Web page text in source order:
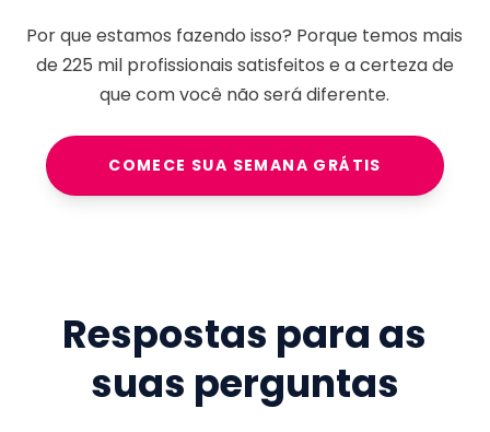
Por que estamos fazendo isso? Porque temos mais
de225 milprofissionais satisfeitos e a certeza de
que com você não será diferente.
COMECE SUA SEMANA GRÁTIS
Respostas para as
suas perguntas